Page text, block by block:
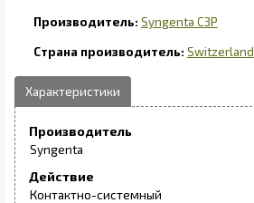
Syngenta СЗР
Switzerland
Производитель
Syngenta
Действие
Контактно-системный